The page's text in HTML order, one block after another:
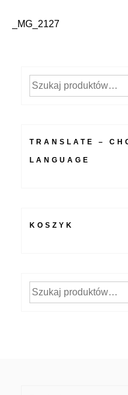
Nawigacja
_MG_2127
Szukaj:
TRANSLATE –
LANGUAGE
KOSZYK
Szukaj: